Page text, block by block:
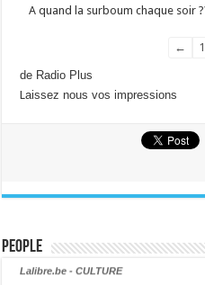
A quand la surboum chaque soir
livre
← 1
de Radio Plus
Laissez nous vos impressions
People
Lalibre.be - CULTURE